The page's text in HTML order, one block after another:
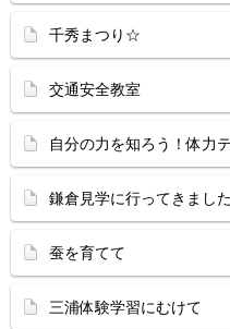
千秀まつり☆
交通安全教室
自分の力を知ろう！体力
鎌倉見学に行ってきました
蚕を育てて
三浦体験学習にむけて